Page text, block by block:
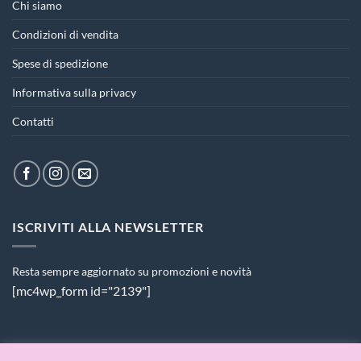
Chi siamo
Condizioni di vendita
Spese di spedizione
Informativa sulla privacy
Contatti
ISCRIVITI ALLA NEWSLETTER
Resta sempre aggiornato su promozioni e novità
[mc4wp_form id="2139"]
PAGAMENTI ACCETTATI